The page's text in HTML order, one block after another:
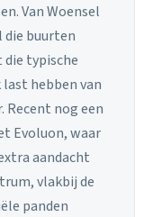
Van Woensel
die buurten
typische
hebben van
Recent nog een
Evoluon, waar
aandacht
vlakbij de
panden